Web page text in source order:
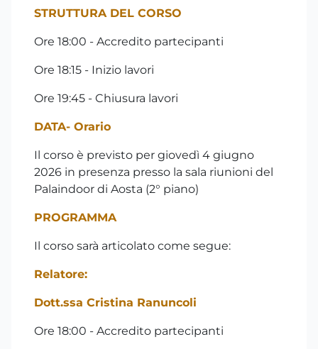
STRUTTURA DEL CORSO
Ore 18:00 - Accredito partecipanti
Ore 18:15 - Inizio lavori
Ore 19:45 - Chiusura lavori
DATA- Orario
Il corso è previsto per giovedì 4 giugno
2026 in presenza presso la sala riunioni del
Palaindoor di Aosta (2° piano)
PROGRAMMA
Il corso sarà articolato come segue:
Relatore:
Dott.ssa Cristina Ranuncoli
Ore 18:00 - Accredito partecipanti